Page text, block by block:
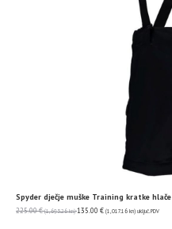
Spyder dječje muške Training kratke hlače
225.00€ (1,695.26 kn) 135.00 € (1,017.16 kn) uključ. PDV